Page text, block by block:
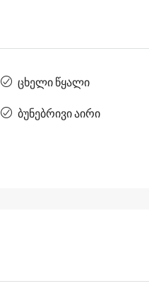
ცხელი წყალი
ბუნებრივი აირი